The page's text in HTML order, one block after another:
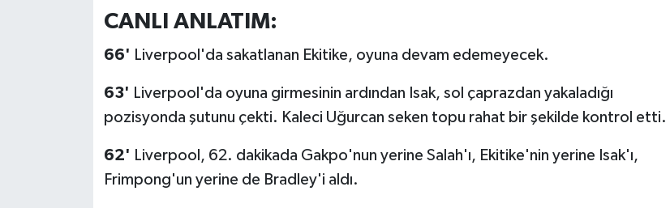
CANLI ANLATIM:
66' Liverpool'da sakatlanan Ekitike, oyuna devam edemeyecek.
63' Liverpool'da oyuna girmesinin ardından Isak, sol çaprazdan yakaladığı
pozisyonda şutunu çekti. Kaleci Uğurcan seken topu rahat bir şekilde kontrol etti.
62' Liverpool, 62. dakikada Gakpo'nun yerine Salah'ı, Ekitike'nin yerine Isak'ı,
Frimpong'un yerine de Bradley'i aldı.